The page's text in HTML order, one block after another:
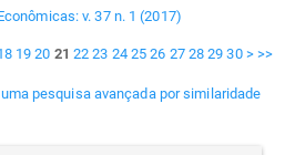
v. 37 n. 1 (2017)
19 20 21 22 23 24 25 26 27 28 29 30 > >>
pesquisa avançada por similaridade